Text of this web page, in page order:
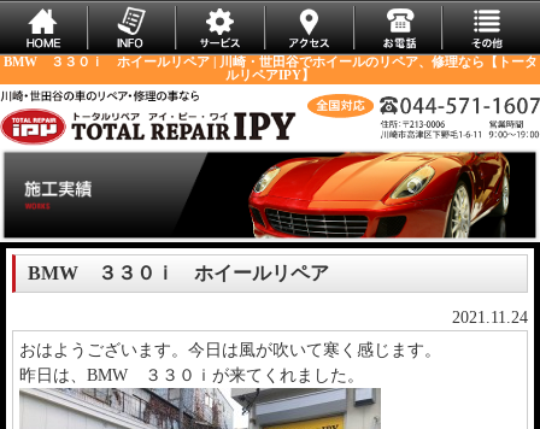
BMW ３３０ｉ ホイールリペア | 川崎・世田谷でホイールのリペア、修理なら【トータ
ルリペアIPY】
BMW ３３０ｉ ホイールリペア
2021.11.24
おはようございます。今日は風が吹いて寒く感じます。
昨日は、BMW ３３０ｉが来てくれました。